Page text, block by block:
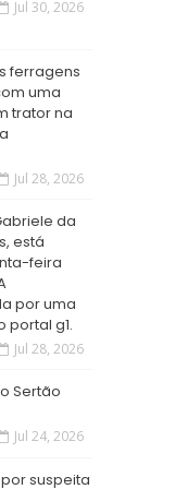
Jul 30, 2026
ferragens
uma
trator na
Jul 28, 2026
da
está
feira
por uma
portal g1.
Jul 28, 2026
Sertão
Jul 24, 2026
suspeita